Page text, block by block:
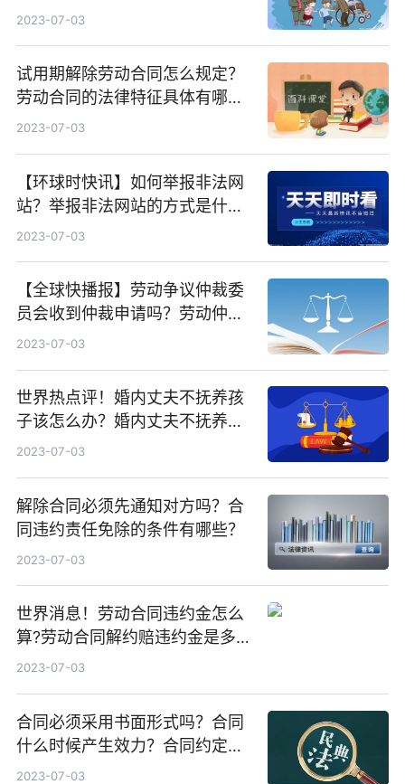
2023-07-03
试用期解除劳动合同怎么规定？
劳动合同的法律特征具体有哪些
表现？ 每日聚焦
2023-07-03
【环球时快讯】如何举报非法网
站？举报非法网站的方式是什
么？
2023-07-03
【全球快播报】劳动争议仲裁委
员会收到仲裁申请吗？劳动仲裁
裁决可以强制执行吗？
2023-07-03
世界热点评！婚内丈夫不抚养孩
子该怎么办？婚内丈夫不抚养孩
子怎么取证？
2023-07-03
解除合同必须先通知对方吗？合
同违约责任免除的条件有哪些？
2023-07-03
世界消息！劳动合同违约金怎么
算?劳动合同解约赔违约金是多
少?
2023-07-03
合同必须采用书面形式吗？合同
什么时候产生效力？合同约定解
除的条件有哪些？
2023-07-03